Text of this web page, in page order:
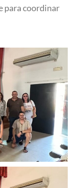
para coordinar